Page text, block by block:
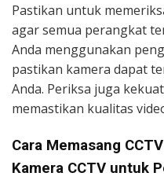
Pastikan untuk
agar semua perangkat
Anda menggunakan
pastikan kamera dapat
Anda. Periksa juga
memastikan kualitas
Cara Memasang
Kamera CCTV untuk